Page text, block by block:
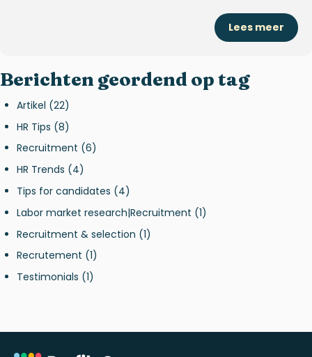
Lees meer
Berichten geordend op tag
Artikel (22)
HR Tips (8)
Recruitment (6)
HR Trends (4)
Tips for candidates (4)
Labor market research|Recruitment (1)
Recruitment & selection (1)
Recrutement (1)
Testimonials (1)